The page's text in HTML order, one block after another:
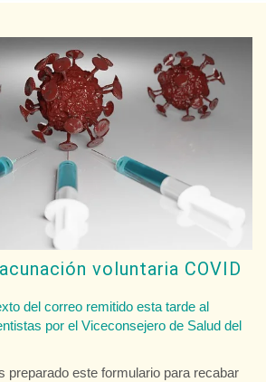
voluntaria COVID
del correo remitido esta tarde al
por el Viceconsejero de Salud del
preparado este formulario para recabar